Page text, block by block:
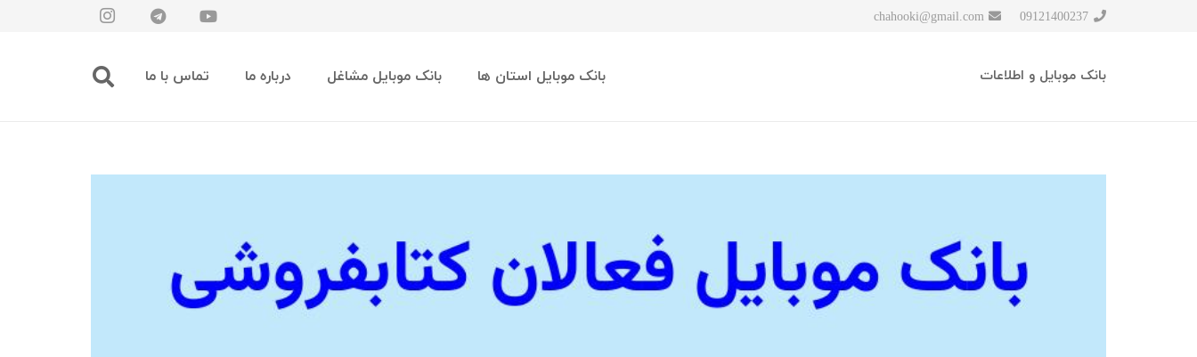
09121400237
chahooki@gmail.com
بانک موبایل و اطلاعات بانک موبایل استان ها بانک موبایل مشاغل درباره ما تماس با ما